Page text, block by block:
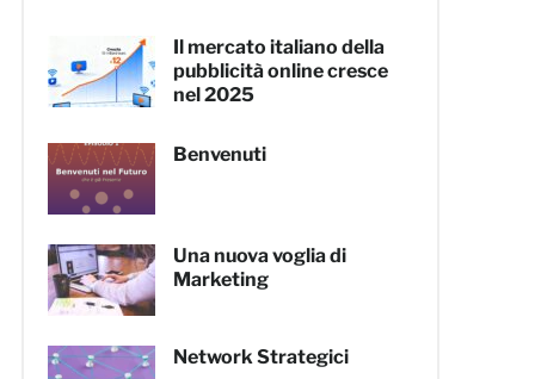
Il mercato italiano della
pubblicità online cresce
nel 2025
Benvenuti
Una nuova voglia di
Marketing
Network Strategici